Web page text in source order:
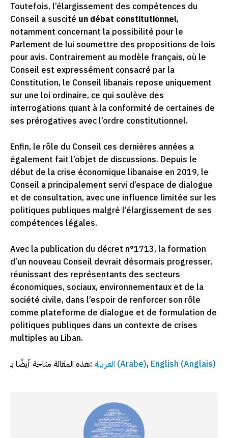
Toutefois, l’élargissement des compétences du
Conseil a suscité un débat constitutionnel,
notamment concernant la possibilité pour le
Parlement de lui soumettre des propositions de lois
pour avis. Contrairement au modèle français, où le
Conseil est expressément consacré par la
Constitution, le Conseil libanais repose uniquement
sur une loi ordinaire, ce qui soulève des
interrogations quant à la conformité de certaines de
ses prérogatives avec l’ordre constitutionnel.
Enfin, le rôle du Conseil ces dernières années a
également fait l’objet de discussions. Depuis le
début de la crise économique libanaise en 2019, le
Conseil a principalement servi d’espace de dialogue
et de consultation, avec une influence limitée sur les
politiques publiques malgré l’élargissement de ses
compétences légales.
Avec la publication du décret n°1713, la formation
d’un nouveau Conseil devrait désormais progresser,
réunissant des représentants des secteurs
économiques, sociaux, environnementaux et de la
société civile, dans l’espoir de renforcer son rôle
comme plateforme de dialogue et de formulation de
politiques publiques dans un contexte de crises
multiples au Liban.
هذه المقالة متاحة أيضًا بـ: العربية (Arabe) English (Anglais)